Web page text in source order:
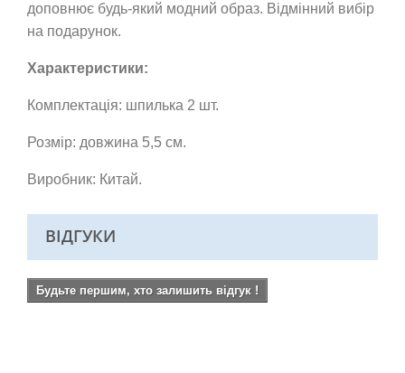
доповнює будь-який модний образ. Відмінний вибір
на подарунок.
Характеристики:
Комплектація: шпилька 2 шт.
Розмір: довжина 5,5 см.
Виробник: Китай.
ВІДГУКИ
Будьте першим, хто залишить відгук !